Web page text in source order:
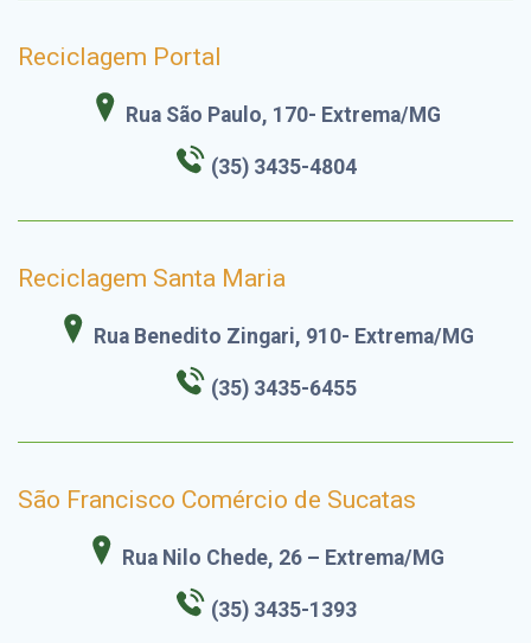
Reciclagem Portal
Rua São Paulo, 170- Extrema/MG
(35) 3435-4804
Reciclagem Santa Maria
Rua Benedito Zingari, 910- Extrema/MG
(35) 3435-6455
São Francisco Comércio de Sucatas
Rua Nilo Chede, 26 – Extrema/MG
(35) 3435-1393